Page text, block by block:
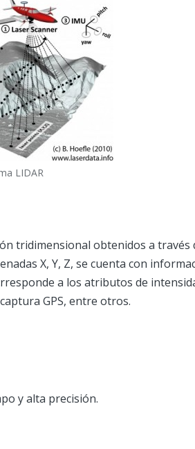
LIDAR
tridimensional obtenidos a través
X, Y, Z, se cuenta con
a los atributos de
GPS, entre otros.
y alta precisión.